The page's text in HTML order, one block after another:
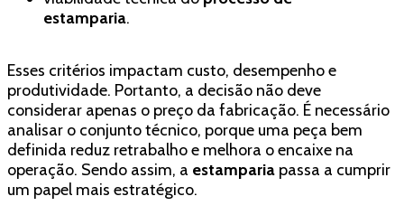
estamparia.
Esses critérios impactam custo, desempenho e
produtividade. Portanto, a decisão não deve
considerar apenas o preço da fabricação. É necessário
analisar o conjunto técnico, porque uma peça bem
definida reduz retrabalho e melhora o encaixe na
operação. Sendo assim, a estamparia passa a cumprir
um papel mais estratégico.